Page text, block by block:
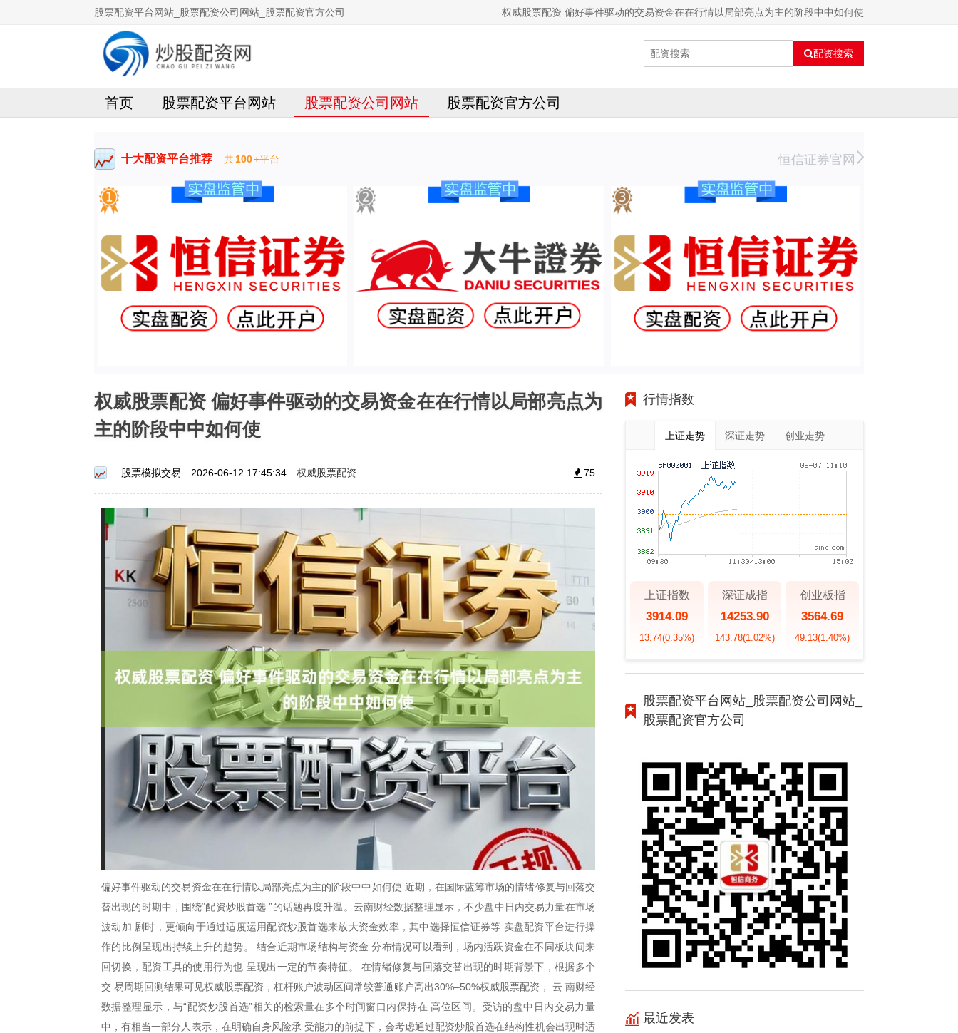
股票配资平台网站_股票配资公司网站_股票配资官方公司 权威股票配资 偏好事件驱动的交易资金在在行情以局部亮点为主的阶段中中如何使
配资搜索
首页 股票配资平台网站 股票配资公司网站 股票配资官方公司
十大配资平台推荐 共100+平台 恒信证券官网
权威股票配资 偏好事件驱动的交易资金在在行情以局部亮点为
主的阶段中中如何使
股票模拟交易 2026-06-12 17:45:34 权威股票配资 75
偏好事件驱动的交易资金在在行情以局部亮点为主的阶段中中如何使 近期，在国际蓝筹市场的情绪修复与回落交
替出现的时期中，围绕“配资炒股首选 ”的话题再度升温。云南财经数据整理显示，不少盘中日内交易力量在市场
波动加 剧时，更倾向于通过适度运用配资炒股首选来放大资金效率，其中选择恒信证券等 实盘配资平台进行操
作的比例呈现出持续上升的趋势。 结合近期市场结构与资金 分布情况可以看到，场内活跃资金在不同板块间来
回切换，配资工具的使用行为也 呈现出一定的节奏特征。 在情绪修复与回落交替出现的时期背景下，根据多个
交 易周期回测结果可见权威股票配资，杠杆账户波动区间常较普通账户高出30%–50%权威股票配资， 云 南财经
数据整理显示，与“配资炒股首选”相关的检索量在多个时间窗口内保持在 高位区间。受访的盘中日内交易力量
中，有相当一部分人表示，在明确自身风险承 受能力的前提下，会考虑通过配资炒股首选在结构性机会出现时适
行情指数
上证走势 深证走势 创业走势
上证指数
3914.09
13.74(0.35%)
深证成指
14253.90
143.78(1.02%)
创业板指
3564.69
49.13(1.40%)
股票配资平台网站_股票配资公司网站_
股票配资官方公司
最近发表